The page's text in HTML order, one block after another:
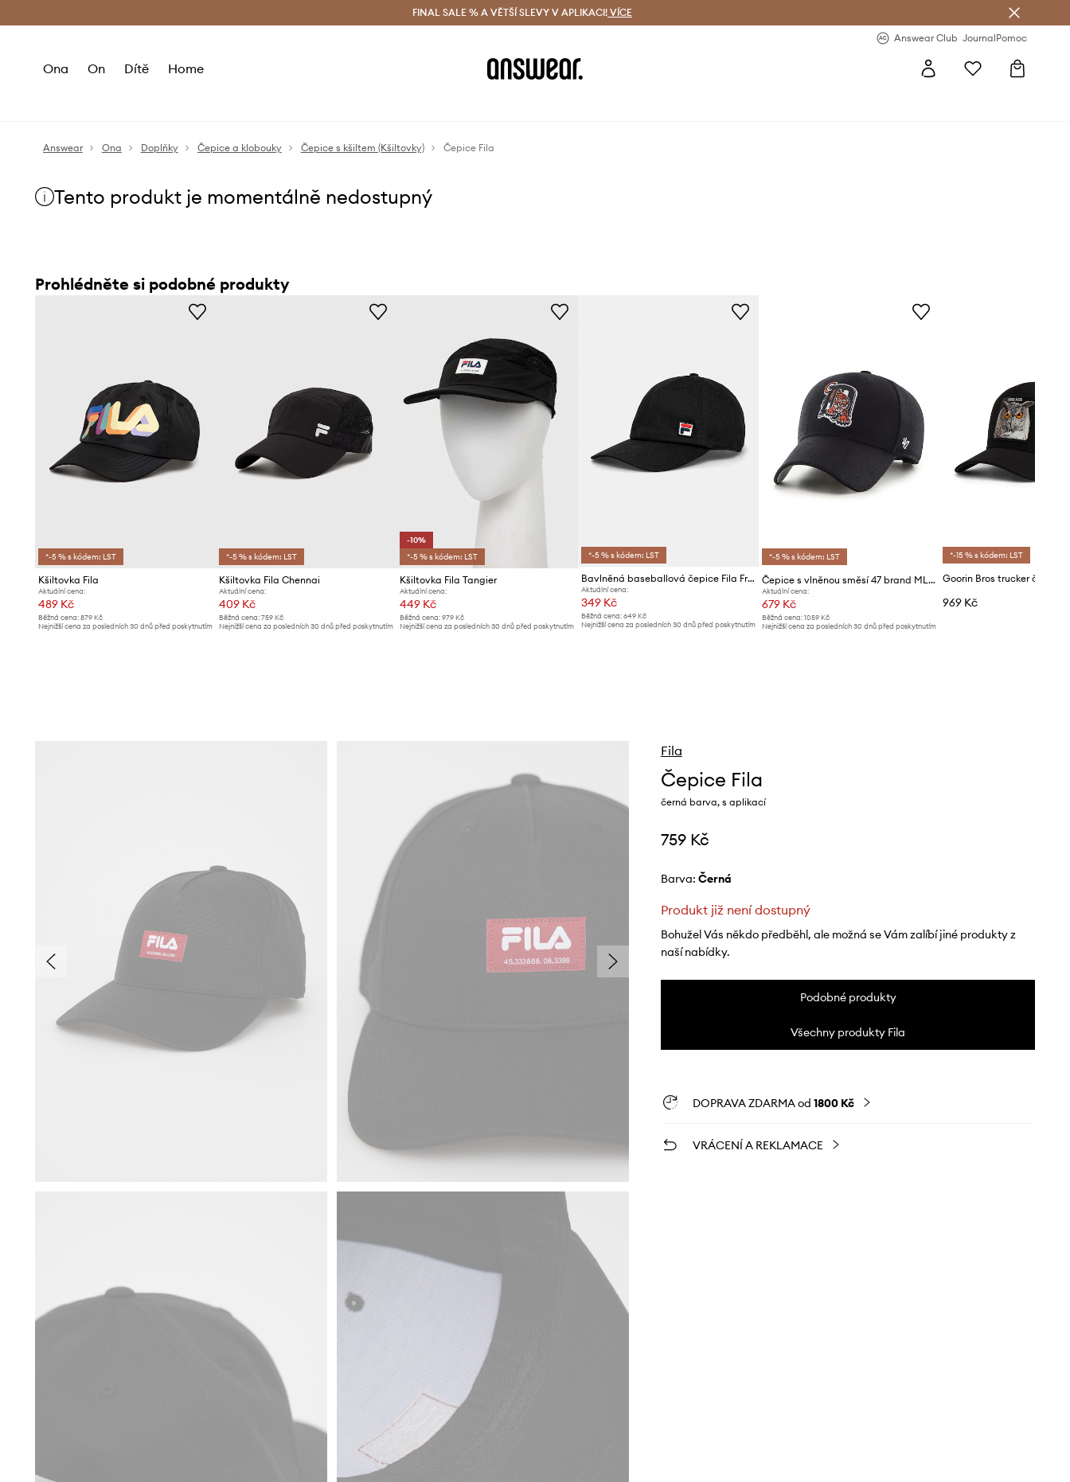
Doručení a vrácení zdarma (od 1800 Kč) Doručení i do 24 h
FINAL SALE % A VĚTŠÍ SLEVY V APLIKACI! VÍCE
Answear Club JournalPomoc
Ona On Dítě Home
Answear Ona Doplňky Čepice a klobouky Čepice s kšiltem (Kšiltovky) Čepice Fila
Tento produkt je momentálně nedostupný
Prohlédněte si podobné produkty
*-5 % s kódem: LST
Kšiltovka Fila
Aktuální cena:
489 Kč
Běžná cena: 879 Kč
Nejnižší cena za posledních 30 dnů před poskytnutím
*-5 % s kódem: LST
Kšiltovka Fila Chennai
Aktuální cena:
409 Kč
Běžná cena:759 Kč
Nejnižší cena za posledních 30 dnů před poskytnutím
-10%
*-5 % s kódem: LST
Kšiltovka Fila Tangier
Aktuální cena:
449 Kč
Běžná cena: 979 Kč
Nejnižší cena za posledních 30 dnů před poskytnutím
*-5 % s kódem: LST
Bavlněná baseballová čepice Fila Frontera
Aktuální cena:
349 Kč
Běžná cena: 649 Kč
Nejnižší cena za posledních 30 dnů před poskytnutím
*-5 % s kódem: LST
Čepice s vlněnou směsí 47 brand MLB Detroit Tigers
Aktuální cena:
679 Kč
Běžná cena:1059 Kč
Nejnižší cena za posledních 30 dnů před poskytnutím
*-15 % s kódem: LST
969 Kč
Fila
Čepice Fila
černá barva, s aplikací
759 Kč
Barva: černá
Produkt již není dostupný
Bohužel Vás někdo předběhl, ale možná se Vám zalíbí jiné produkty z
naší nabídky.
Podobné produkty
Všechny produkty Fila
DOPRAVA ZDARMA od 1800 Kč
VRÁCENÍ A REKLAMACE